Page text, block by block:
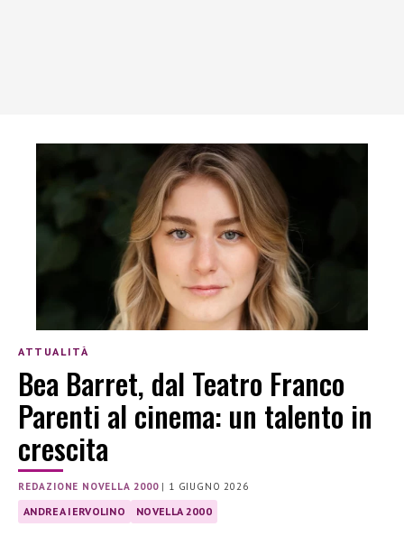
ATTUALITÀ
Bea Barret, dal Teatro Franco
Parenti al cinema: un talento in
crescita
REDAZIONE NOVELLA 2000| 1 GIUGNO 2026
ANDREA IERVOLINO NOVELLA 2000